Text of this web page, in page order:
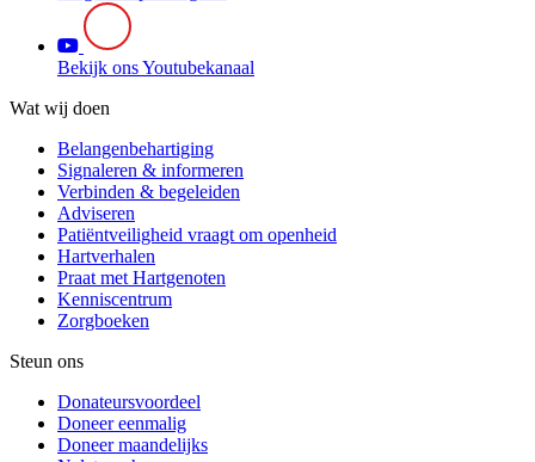
Bekijk ons Youtubekanaal
Wat wij doen
Belangenbehartiging
Signaleren & informeren
Verbinden & begeleiden
Adviseren
Patiëntveiligheid vraagt om openheid
Hartverhalen
Praat met Hartgenoten
Kenniscentrum
Zorgboeken
Steun ons
Donateursvoordeel
Doneer eenmalig
Doneer maandelijks